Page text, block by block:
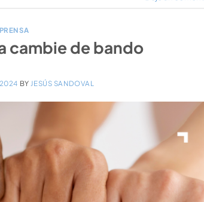
cambie de bando
BY JESÚS SANDOVAL